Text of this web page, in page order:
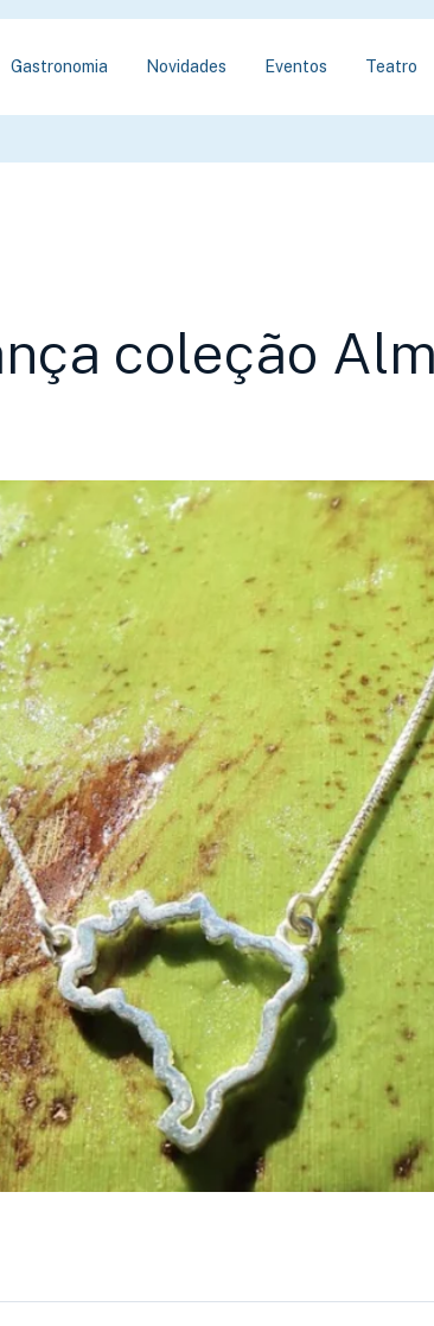
Gastronomia Novidades Eventos Teatro
coleção